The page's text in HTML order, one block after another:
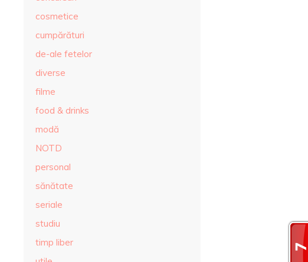
cosmetice
cumpărături
de-ale fetelor
diverse
filme
food & drinks
modă
NOTD
personal
sănătate
seriale
studiu
timp liber